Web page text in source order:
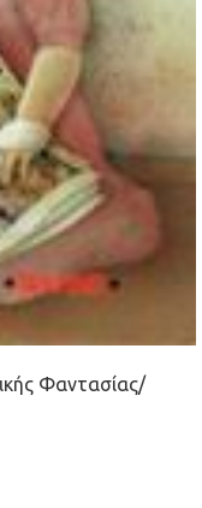
Φαντασίας